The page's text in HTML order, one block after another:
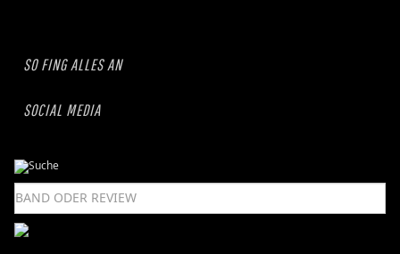
SO FING ALLES AN
SOCIAL MEDIA